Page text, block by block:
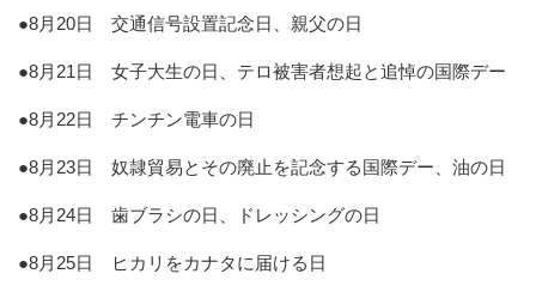
●8月20日 交通信号設置記念日、親父の日
●8月21日 女子大生の日、テロ被害者想起と追悼の国際デー
●8月22日 チンチン電車の日
●8月23日 奴隷貿易とその廃止を記念する国際デー、油の日
●8月24日 歯ブラシの日、ドレッシングの日
●8月25日 ヒカリをカナタに届ける日